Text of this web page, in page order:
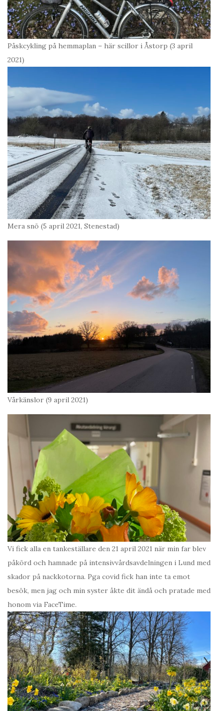
Påskcykling på hemmaplan – här scillor i Åstorp (3 april
2021)
Mera snö (5 april 2021, Stenestad)
Vårkänslor (9 april 2021)
Vi fick alla en tankeställare den 21 april 2021 när min far blev
påkörd och hamnade på intensivvårdsavdelningen i Lund med
skador på nackkotorna. Pga covid fick han inte ta emot
besök, men jag och min syster åkte dit ändå och pratade med
honom via FaceTime.